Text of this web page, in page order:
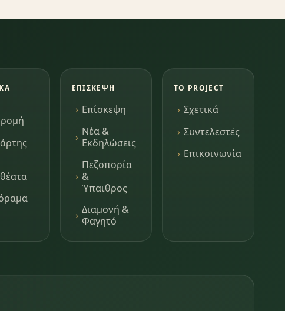
ΕΠΊΣΚΕΨΗ
Επίσκεψη
Νέα &
Εκδηλώσεις
Πεζοπορία
&
Ύπαιθρος
Διαμονή &
Φαγητό
ΤΟ PROJECT
Σχετικά
Συντελεστές
Επικοινωνία